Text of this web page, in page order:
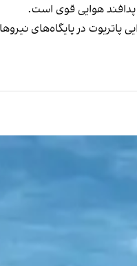
پدافند هوایی قوی است.
در پایگاه‌های